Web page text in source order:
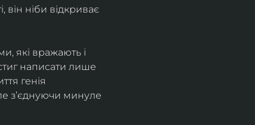
ніби відкриває
які вражають і
написати лише
генія
зʼєднуючи минуле